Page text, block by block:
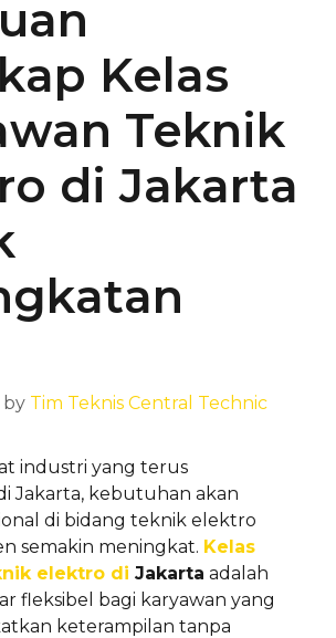
Kelas
Teknik
di Jakarta
by Tim Teknis Central Technic
industri yang terus
Jakarta, kebutuhan akan
di bidang teknik elektro
semakin meningkat. Kelas
elektro di Jakarta adalah
fleksibel bagi karyawan yang
keterampilan tanpa